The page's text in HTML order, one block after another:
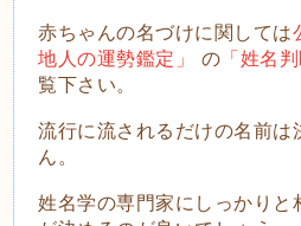
赤ちゃんの名づけに関しては
地人の運勢鑑定」
の 「姓名
覧下さい。
流行に流されるだけの名前は
ん。
姓名学の専門家にしっかりと